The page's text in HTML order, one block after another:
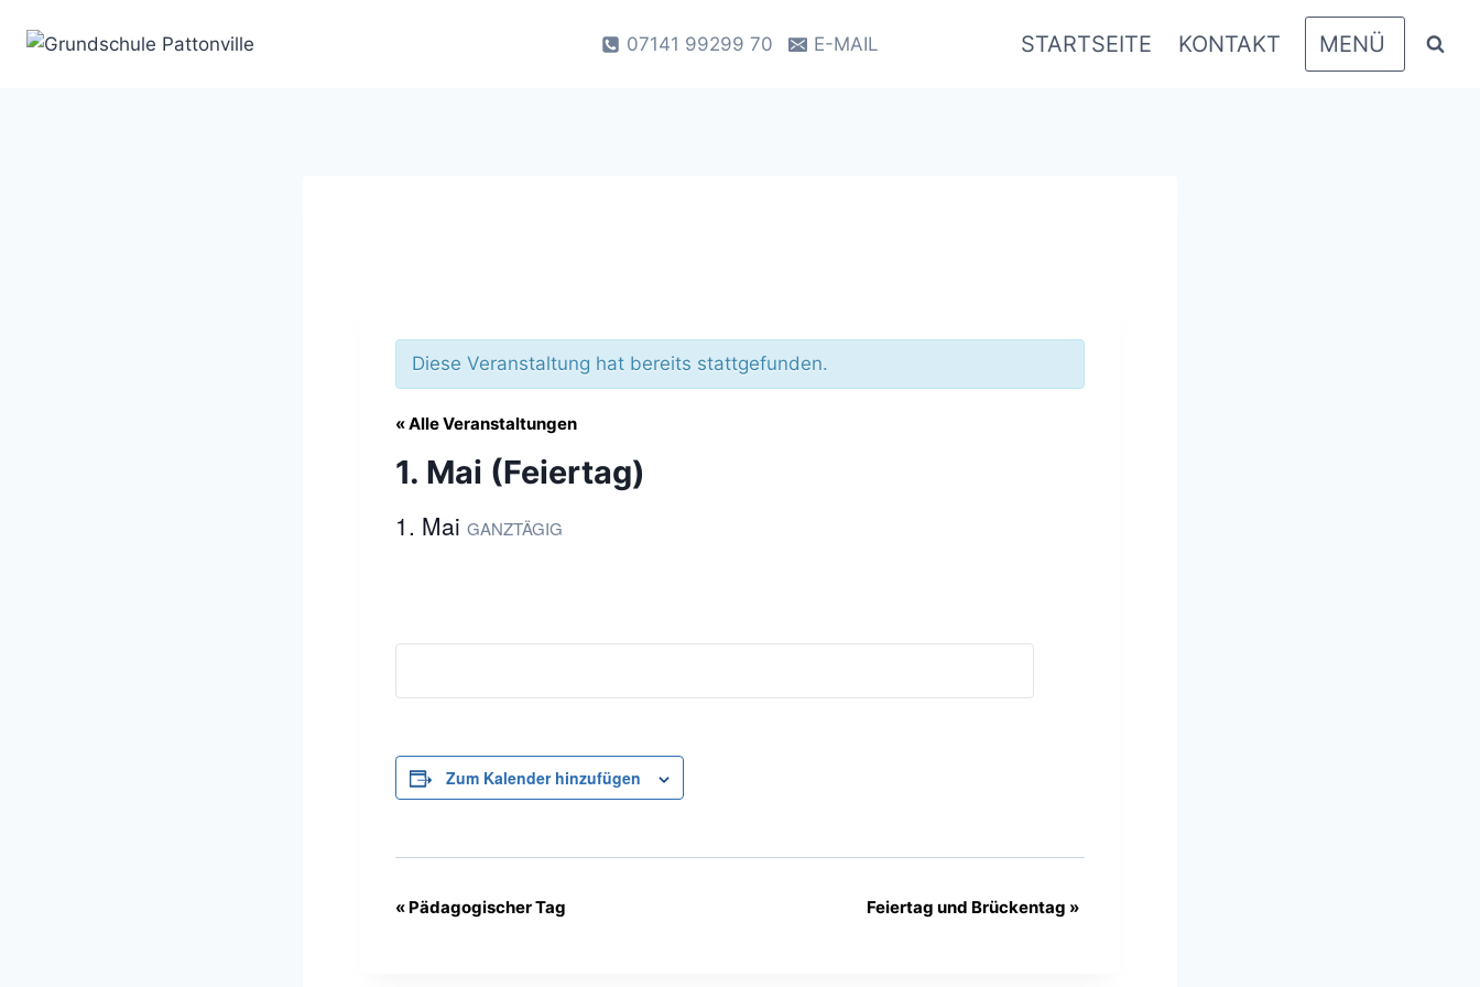
Inhalt
07141 99299 70 E-MAIL STARTSEITE KONTAKT MENÜ
Diese Veranstaltung hat bereits stattgefunden.
« Alle Veranstaltungen
1. Mai (Feiertag)
1. Mai GANZTÄGIG
Zum Kalender hinzufügen
V
« Pädagogischer Tag Feiertag und Brückentag »